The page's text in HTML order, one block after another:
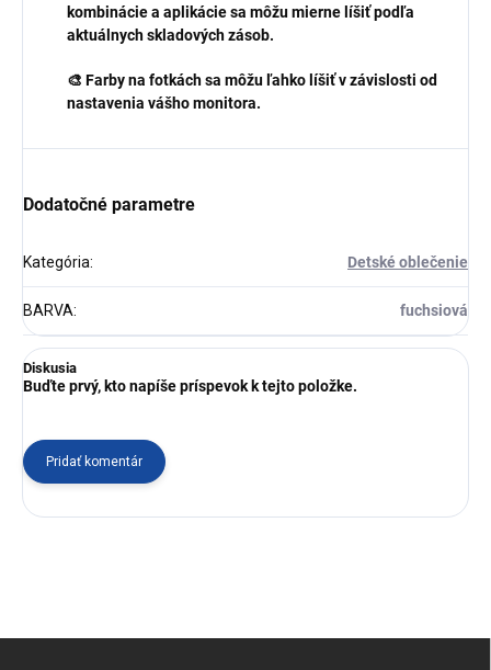
kombinácie a aplikácie sa môžu mierne líšiť podľa
aktuálnych skladových zásob.
🎨 Farby na fotkách sa môžu ľahko líšiť v závislosti od
nastavenia vášho monitora.
Dodatočné parametre
Kategória: Detské oblečenie
BARVA: fuchsiová
Diskusia
Buďte prvý, kto napíše príspevok k tejto položke.
Pridať komentár